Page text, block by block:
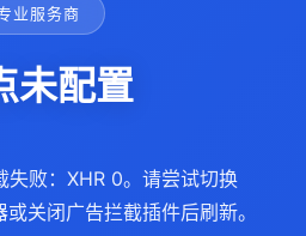
业服务商
未配置
败：XHR 0。请尝试切换
关闭广告拦截插件后刷新。